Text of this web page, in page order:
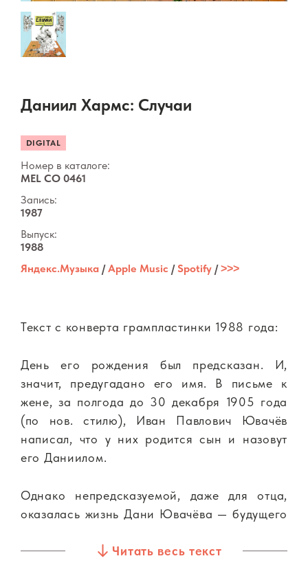
Даниил Хармс: Случаи
DIGITAL
Номер в каталоге:
MEL CO 0461
Запись:
1987
Выпуск:
1988
Яндекс.Музыка /Apple Music /Spotify /˃˃˃
Текст с конверта грампластинки 1988 года:
День его рождения был предсказан. И,
значит, предугадано его имя. В письме к
жене, за полгода до 30 декабря 1905 года
(по нов. стилю), Иван Павлович Ювачёв
написал, что у них родится сын и назовут
его Даниилом.
Однако непредсказуемой, даже для отца,
оказалась жизнь Дани Ювачёва — будущего
Хармса.
Читать весь текст